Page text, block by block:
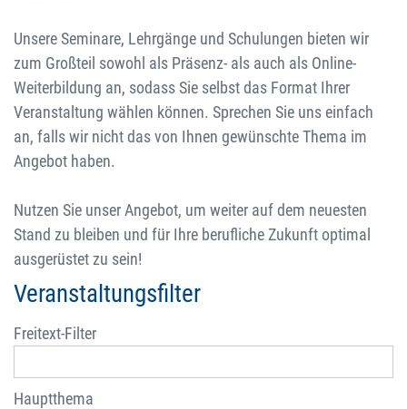
Unsere Seminare, Lehrgänge und Schulungen bieten wir
zum Großteil sowohl als Präsenz- als auch als Online-
Weiterbildung an, sodass Sie selbst das Format Ihrer
Veranstaltung wählen können. Sprechen Sie uns einfach
an, falls wir nicht das von Ihnen gewünschte Thema im
Angebot haben.
Nutzen Sie unser Angebot, um weiter auf dem neuesten
Stand zu bleiben und für Ihre berufliche Zukunft optimal
ausgerüstet zu sein!
Veranstaltungsfilter
Freitext-Filter
Hauptthema